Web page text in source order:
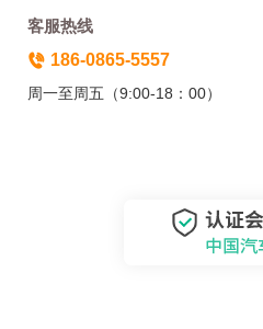
客服热线
186-0865-5557
周一至周五（9:00-18：00）